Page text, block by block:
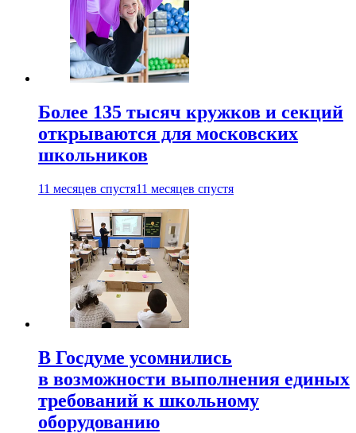
Более 135 тысяч кружков и секций
открываются для московских
школьников
11 месяцев спустя11 месяцев спустя
В Госдуме усомнились
в возможности выполнения единых
требований к школьному
оборудованию